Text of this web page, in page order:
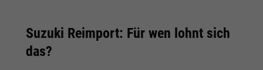
Suzuki Reimport: Für wen lohnt sich
das?